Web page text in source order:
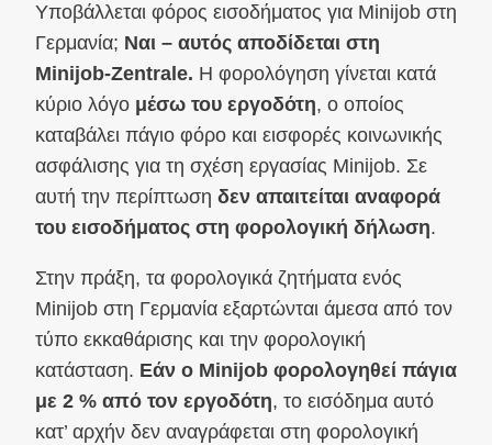
Υποβάλλεται φόρος εισοδήματος για Minijob στη
Γερμανία; Ναι – αυτός αποδίδεται στη
Minijob-Zentrale. Η φορολόγηση γίνεται κατά
κύριο λόγο μέσω του εργοδότη, ο οποίος
καταβάλει πάγιο φόρο και εισφορές κοινωνικής
ασφάλισης για τη σχέση εργασίας Minijob. Σε
αυτή την περίπτωση δεν απαιτείται αναφορά
του εισοδήματος στη φορολογική δήλωση.
Στην πράξη, τα φορολογικά ζητήματα ενός
Minijob στη Γερμανία εξαρτώνται άμεσα από τον
τύπο εκκαθάρισης και την φορολογική
κατάσταση. Εάν ο Minijob φορολογηθεί πάγια
με 2 % από τον εργοδότη, το εισόδημα αυτό
κατ’ αρχήν δεν αναγράφεται στη φορολογική